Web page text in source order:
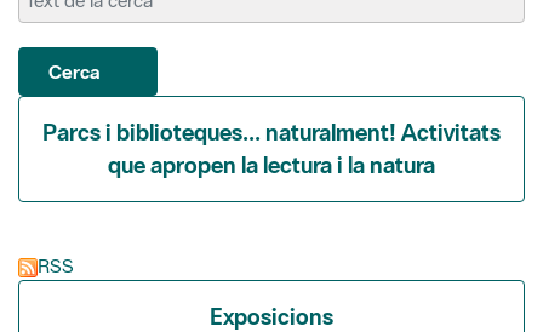
Cerca
Parcs i biblioteques... naturalment! Activitats
que apropen la lectura i la natura
RSS
Exposicions